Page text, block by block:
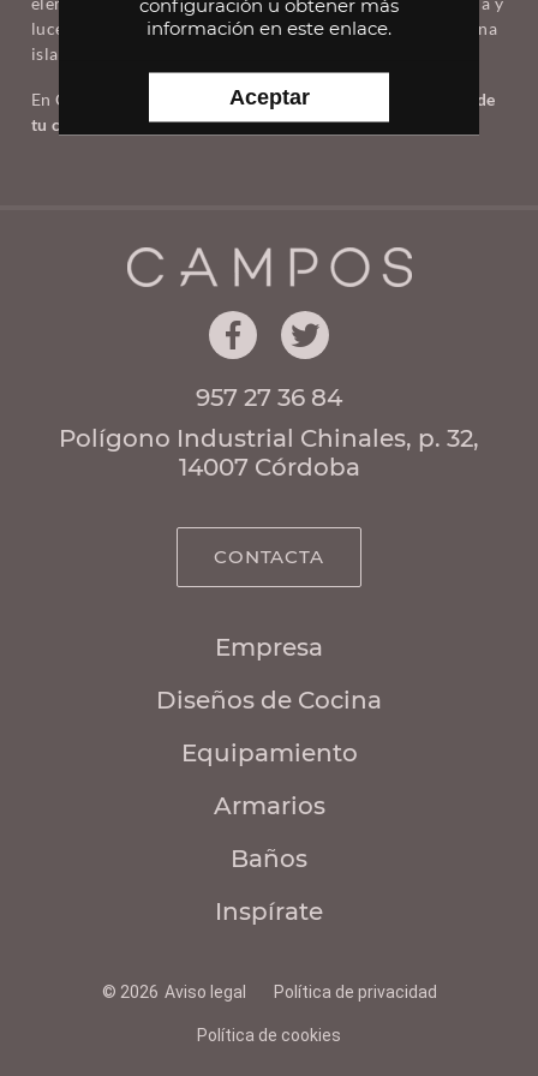
lucen realmente bien, por lo cual, sin duda contar con una
isla es una muy buena opción.
En Cocinas Campo te ayudamos y guiamos en el
diseño de
tu cocina
contáctanos.
957 27 36 84
Polígono Industrial Chinales, p. 32,
14007 Córdoba
Empresa
Diseños de Cocina
Equipamiento
Armarios
Baños
Inspírate
CONTACTA
© 2026 Aviso legal Política de privacidad
Política de cookies
información en este enlace.
Aceptar